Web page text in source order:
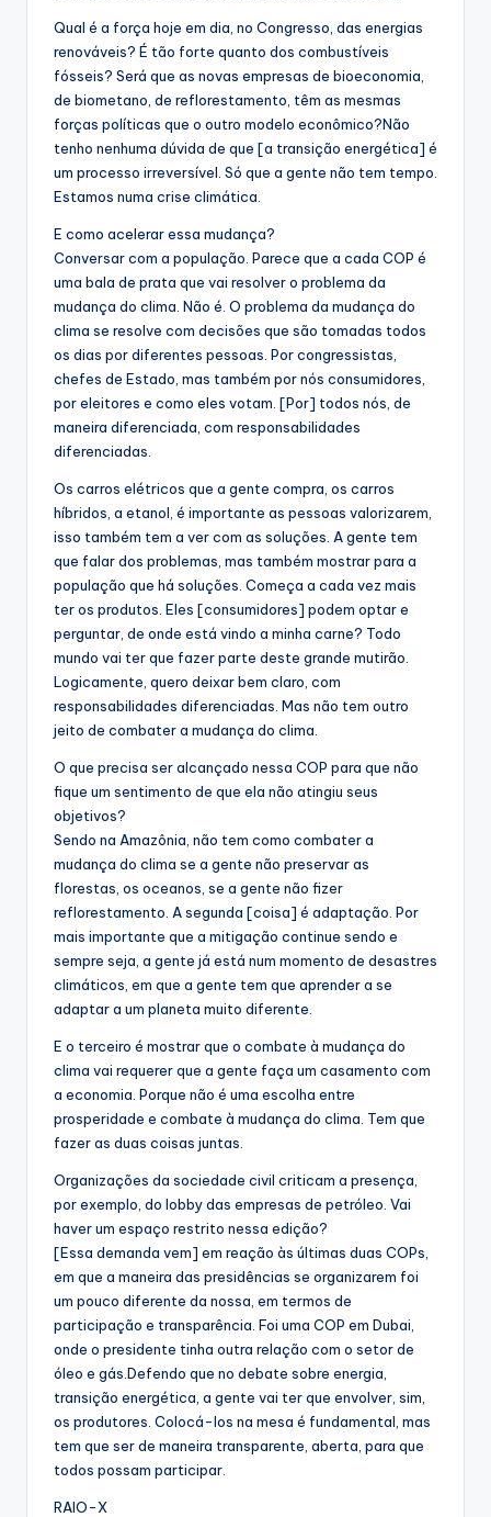
Qual é a força hoje em dia, no Congresso, das energias
renováveis? É tão forte quanto dos combustíveis
fósseis? Será que as novas empresas de bioeconomia,
de biometano, de reflorestamento, têm as mesmas
forças políticas que o outro modelo econômico?Não
tenho nenhuma dúvida de que [a transição energética] é
um processo irreversível. Só que a gente não tem tempo.
Estamos numa crise climática.
E como acelerar essa mudança?
Conversar com a população. Parece que a cada COP é
uma bala de prata que vai resolver o problema da
mudança do clima. Não é. O problema da mudança do
clima se resolve com decisões que são tomadas todos
os dias por diferentes pessoas. Por congressistas,
chefes de Estado, mas também por nós consumidores,
por eleitores e como eles votam. [Por] todos nós, de
maneira diferenciada, com responsabilidades
diferenciadas.
Os carros elétricos que a gente compra, os carros
híbridos, a etanol, é importante as pessoas valorizarem,
isso também tem a ver com as soluções. A gente tem
que falar dos problemas, mas também mostrar para a
população que há soluções. Começa a cada vez mais
ter os produtos. Eles [consumidores] podem optar e
perguntar, de onde está vindo a minha carne? Todo
mundo vai ter que fazer parte deste grande mutirão.
Logicamente, quero deixar bem claro, com
responsabilidades diferenciadas. Mas não tem outro
jeito de combater a mudança do clima.
O que precisa ser alcançado nessa COP para que não
fique um sentimento de que ela não atingiu seus
objetivos?
Sendo na Amazônia, não tem como combater a
mudança do clima se a gente não preservar as
florestas, os oceanos, se a gente não fizer
reflorestamento. A segunda [coisa] é adaptação. Por
mais importante que a mitigação continue sendo e
sempre seja, a gente já está num momento de desastres
climáticos, em que a gente tem que aprender a se
adaptar a um planeta muito diferente.
E o terceiro é mostrar que o combate à mudança do
clima vai requerer que a gente faça um casamento com
a economia. Porque não é uma escolha entre
prosperidade e combate à mudança do clima. Tem que
fazer as duas coisas juntas.
Organizações da sociedade civil criticam a presença,
por exemplo, do lobby das empresas de petróleo. Vai
haver um espaço restrito nessa edição?
[Essa demanda vem] em reação às últimas duas COPs,
em que a maneira das presidências se organizarem foi
um pouco diferente da nossa, em termos de
participação e transparência. Foi uma COP em Dubai,
onde o presidente tinha outra relação com o setor de
óleo e gás.Defendo que no debate sobre energia,
transição energética, a gente vai ter que envolver, sim,
os produtores. Colocá-los na mesa é fundamental, mas
tem que ser de maneira transparente, aberta, para que
todos possam participar.
RAIO-X